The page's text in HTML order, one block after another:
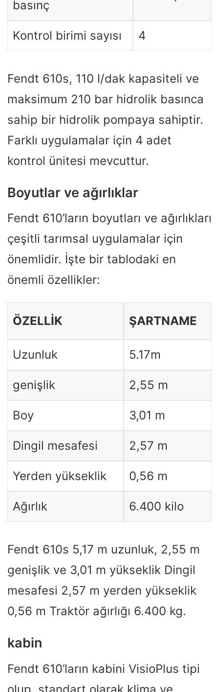
basınç
Kontrol birimi sayısı 4
Fendt 610s, 110 l/dak kapasiteli ve
maksimum 210 bar hidrolik basınca
sahip bir hidrolik pompaya sahiptir.
Farklı uygulamalar için 4 adet
kontrol ünitesi mevcuttur.
Boyutlar ve ağırlıklar
Fendt 610’ların boyutları ve ağırlıkları
çeşitli tarımsal uygulamalar için
önemlidir. İşte bir tablodaki en
önemli özellikler:
ÖZELLIK ŞARTNAME
Uzunluk 5.17m
genişlik 2,55 m
Boy 3,01 m
Dingil mesafesi 2,57 m
Yerden yükseklik 0,56 m
Ağırlık 6.400 kilo
Fendt 610s 5,17 m uzunluk, 2,55 m
genişlik ve 3,01 m yükseklik Dingil
mesafesi 2,57 m yerden yükseklik
0,56 m Traktör ağırlığı 6.400 kg.
kabin
Fendt 610’ların kabini VisioPlus tipi
olup, standart olarak klima ve